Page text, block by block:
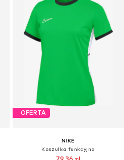
OFERTA
NIKE
Koszulka funkcyjna